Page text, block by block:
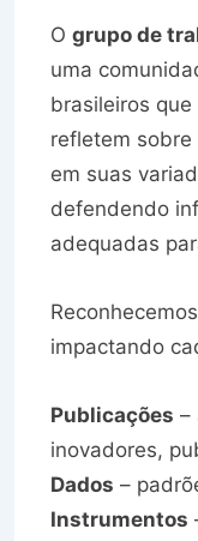
O grupo de
uma
brasileiros
refletem
em suas
defendendo
adequadas
impactando
Publicações –
inovadores,
Dados –
Instrumentos